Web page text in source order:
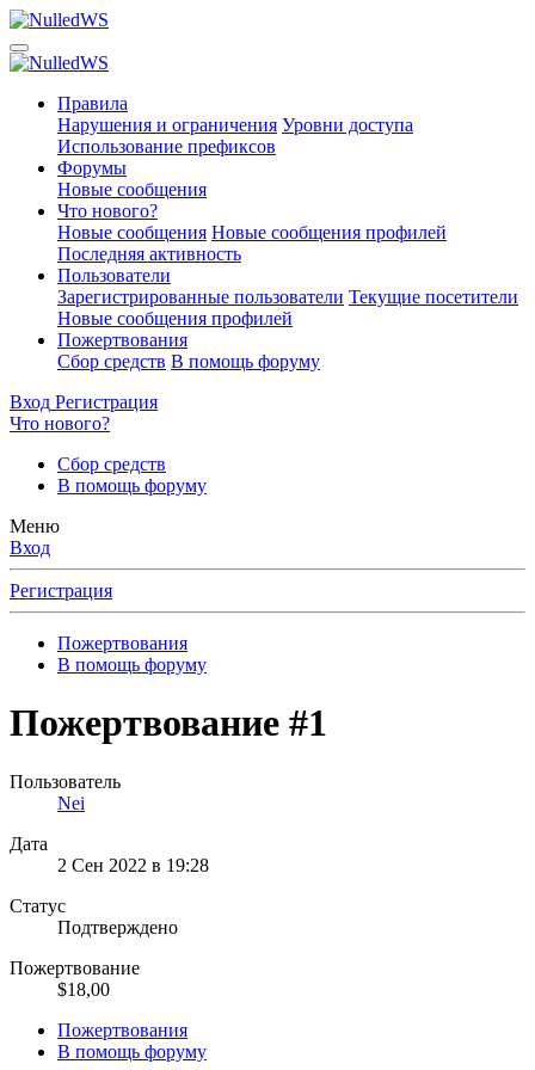
Правила
Нарушения и ограничения Уровни доступа
Использование префиксов
Форумы
Новые сообщения
Что нового?
Новые сообщения Новые сообщения профилей
Последняя активность
Пользователи
Зарегистрированные пользователи Текущие посетители
Новые сообщения профилей
Пожертвования
Сбор средств В помощь форуму
Вход Регистрация
Что нового?
Сбор средств
В помощь форуму
Меню
Вход
Регистрация
Пожертвования
В помощь форуму
Пожертвование #1
Пользователь
Nei
Дата
2 Сен 2022 в 19:28
Статус
Подтверждено
Пожертвование
$18,00
Пожертвования
В помощь форуму